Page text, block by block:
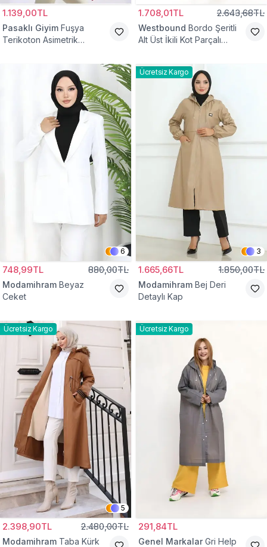
1.139,00TL
Pasaklı Giyim Fuşya
Terikoton Asimetrik
1.708,01TL 2.643,68TL
Westbound Bordo Şeritli
Alt Üst İkili Kot Parçalı
6
748,99TL 880,00TL
Modamihram Beyaz
Ceket
Ücretsiz Kargo
3
1.665,66TL 1.850,00TL
Modamihram Bej Deri
Detaylı Kap
Ücretsiz Kargo
5
2.398,90TL 2.480,00TL
Modamihram Taba Kürk
Ücretsiz Kargo
291,84TL
Genel Markalar Gri Help